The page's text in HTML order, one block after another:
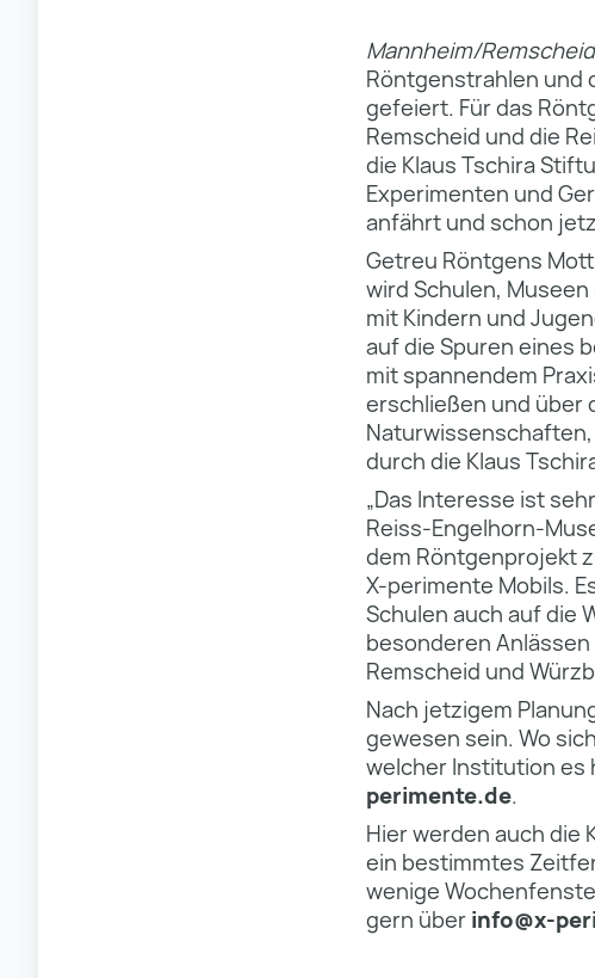
Mannheim/
Röntgenstrahlen und
gefeiert. Für das
Remscheid und die
die Klaus Tschira
Experimenten und
anfährt und schon
Getreu Röntgens
wird Schulen,
mit Kindern und
auf die Spuren eines
mit spannendem
erschließen und über
durch die Klaus
„Das Interesse ist
Reiss-Engelhorn-
dem Röntgenprojekt
X-perimente Mobils.
Schulen auch auf die
besonderen
Remscheid und
Nach jetzigem
gewesen sein. Wo
welcher Institution es
perimente.de.
Hier werden auch
ein bestimmtes
wenige
gern überinfo@x-